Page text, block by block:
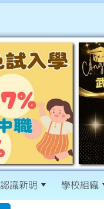
認識新明 學校組織